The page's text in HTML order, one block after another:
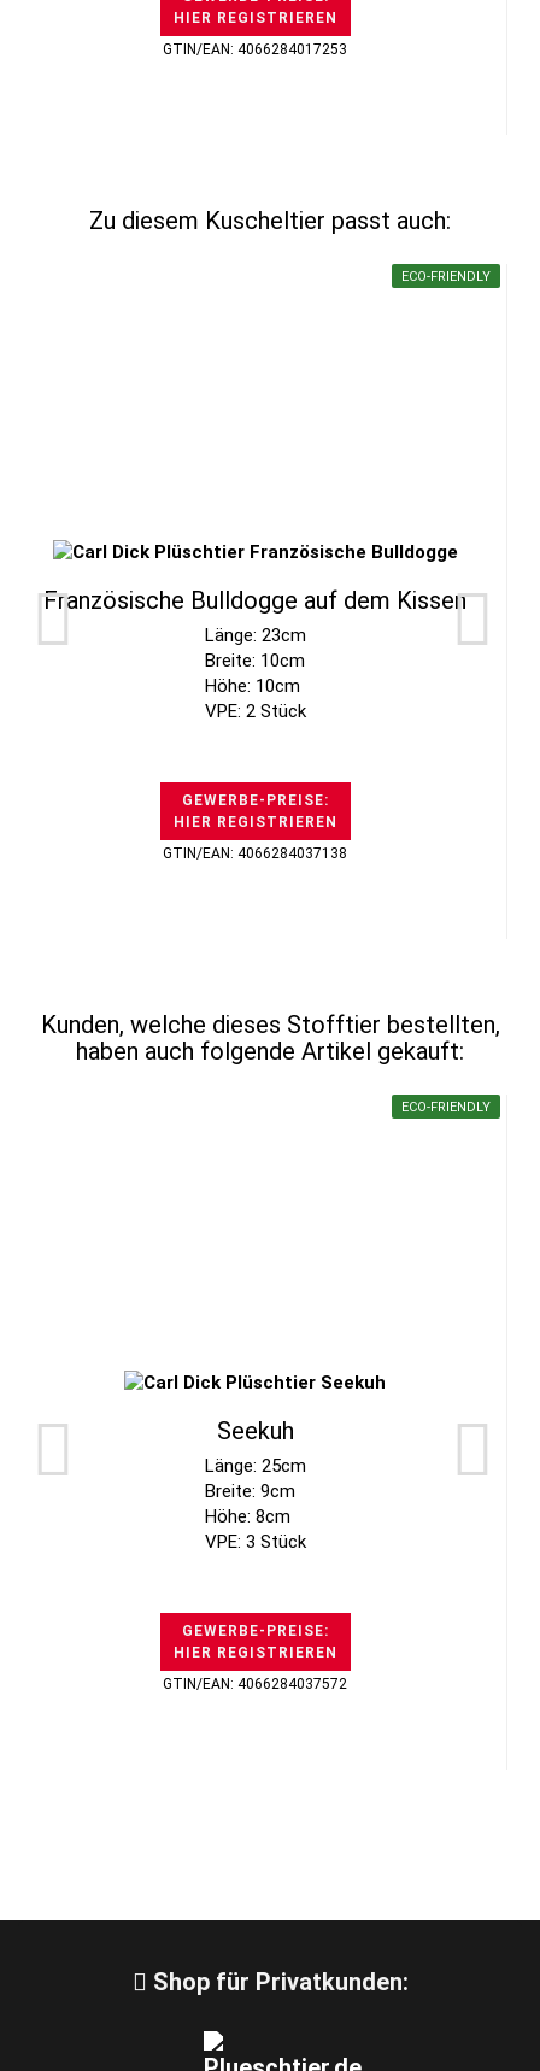
HIER REGISTRIEREN
GTIN/EAN: 4066284017253
Zu diesem Kuscheltier passt auch:
ECO-FRIENDLY
Französische Bulldogge auf dem Kissen
Länge: 23cm
Breite: 10cm
Höhe: 10cm
VPE: 2 Stück
GEWERBE-PREISE:
HIER REGISTRIEREN
GTIN/EAN: 4066284037138
Kunden, welche dieses Stofftier bestellten,
haben auch folgende Artikel gekauft:
ECO-FRIENDLY
Seekuh
Länge: 25cm
Breite: 9cm
Höhe: 8cm
VPE: 3 Stück
GEWERBE-PREISE:
HIER REGISTRIEREN
GTIN/EAN: 4066284037572
Shop für Privatkunden: